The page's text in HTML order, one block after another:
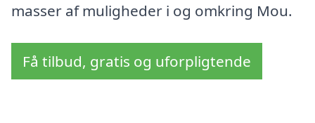
masser af muligheder i og omkring Mou.
Få tilbud, gratis og uforpligtende